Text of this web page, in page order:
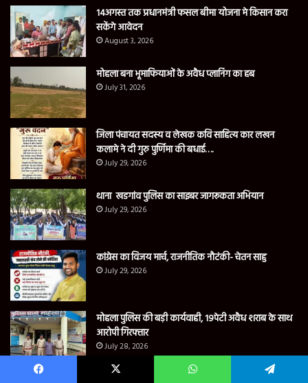
14अगस्त तक प्रधानमंत्री फसल बीमा योजना मे किसान करा
सकेंगे आवेदन
August 3, 2026
मोहला बना भूमाफियाओं के अवैध प्लानिंग का हब
July 31, 2026
जिला पंचायत सदस्य व लेखक कवि साहित्य कार लखन
कलामे ने दी गुरु पुर्णिमा की बधाई….
July 29, 2026
थाना खडगांव पुलिस का साइबर जागरूकता अभियान
July 29, 2026
कांग्रेस का विजय मार्च, राजनीतिक नौटंकी- चेतन साहु
July 29, 2026
मोहला पुलिस की बड़ी कार्यवाही, 19पेटी अवैध शराब के साथ
आरोपी गिरफ्तार
July 28, 2026